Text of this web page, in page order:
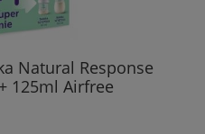
Natural Response
125ml Airfree